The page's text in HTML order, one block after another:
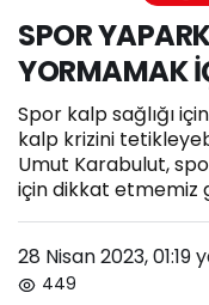
SPOR
YORMAMAK
Spor kalp sağlığı
kalp krizini
Umut Karabulut,
için dikkat etmemiz
28 Nisan 2023, 01:19
449